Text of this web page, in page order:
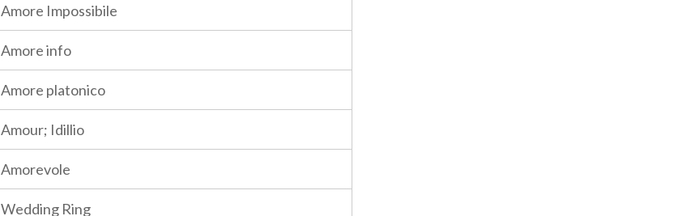
Amore Impossibile
Amore info
Amore platonico
Amour; Idillio
Amorevole
Wedding Ring